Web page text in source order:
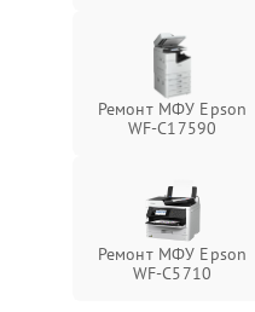
Ремонт МФУ Epson
WF-C17590
Ремонт МФУ Epson
WF-C5710